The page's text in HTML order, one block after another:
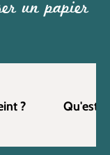
un papier
? Qu'est